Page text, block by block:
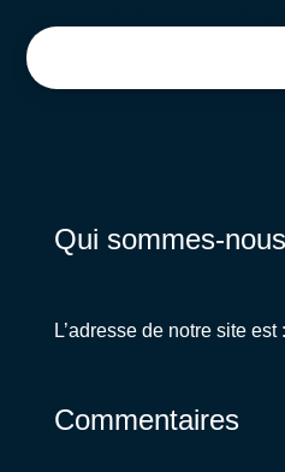
Qui sommes-
L’adresse de notre site
Commentaires